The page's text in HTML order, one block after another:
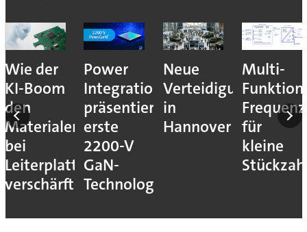
Wie der
KI-Boom
den
Materialengpass
bei
Leiterplatten
verschärft
Power
Integrations
präsentiert
erste
2200-V
GaN-
Technologie
Neue
Verteidigungsmesse
in
Hannover
Multi-
für
kleine